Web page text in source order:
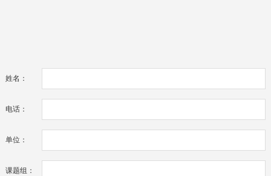
姓名：
电话：
单位：
课题组：